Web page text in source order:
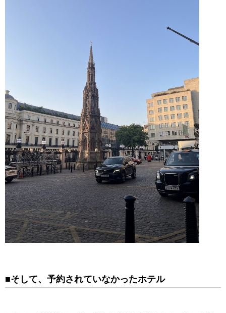
■そして、予約されていなかったホテル